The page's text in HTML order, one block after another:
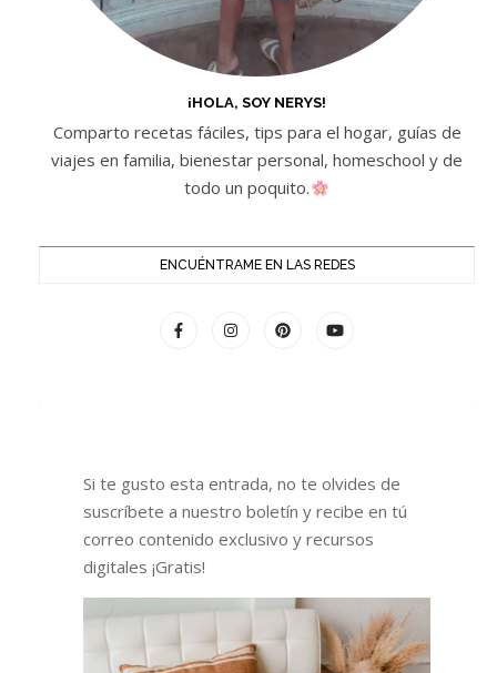
¡HOLA, SOY NERYS!
Comparto recetas fáciles, tips para el hogar, guías de
viajes en familia, bienestar personal, homeschool y de
todo un poquito.
ENCUÉNTRAME EN LAS REDES
Si te gusto esta entrada, no te olvides de
suscríbete a nuestro boletín y recibe en tú
correo contenido exclusivo y recursos
digitales ¡Gratis!